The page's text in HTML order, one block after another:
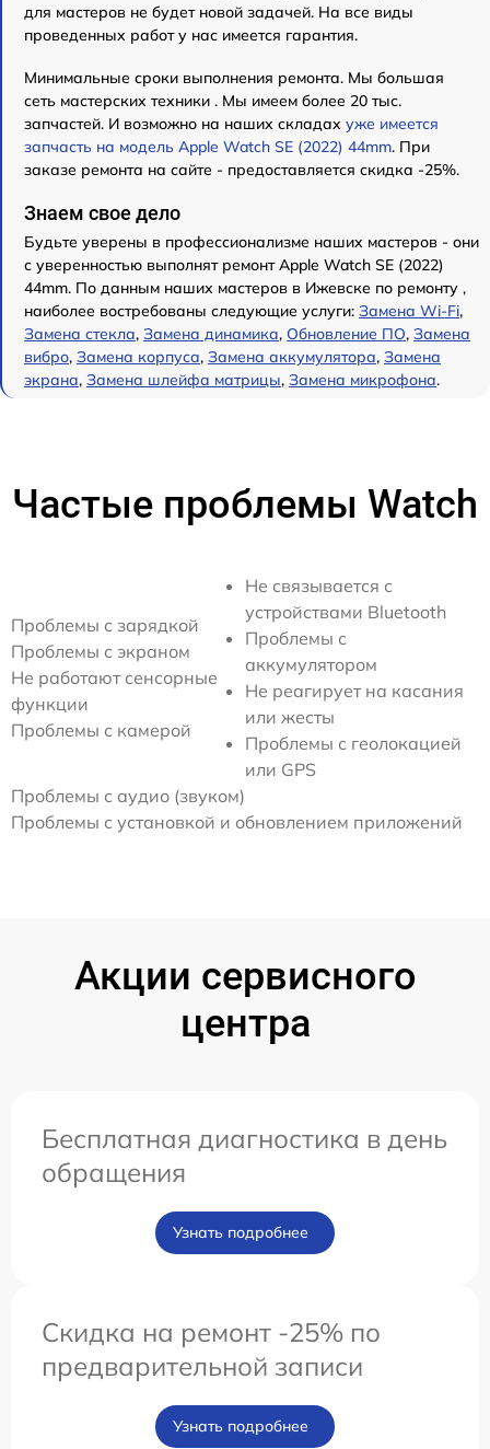
для мастеров не будет новой задачей. На все виды
проведенных работ у нас имеется гарантия.
Минимальные сроки выполнения ремонта. Мы большая
сеть мастерских техники . Мы имеем более 20 тыс.
запчастей. И возможно на наших складах уже имеется
запчасть на модель Apple Watch SE (2022) 44mm. При
заказе ремонта на сайте - предоставляется скидка -25%.
Знаем свое дело
Будьте уверены в профессионализме наших мастеров - они
с уверенностью выполнят ремонт Apple Watch SE (2022)
44mm. По данным наших мастеров в Ижевске по ремонту ,
наиболее востребованы следующие услуги: Замена Wi-Fi,
Замена стекла, Замена динамика, Обновление ПО, Замена
вибро, Замена корпуса, Замена аккумулятора, Замена
экрана, Замена шлейфа матрицы, Замена микрофона.
Частые проблемы Watch
Проблемы с зарядкой
Проблемы с экраном
Не работают сенсорные
функции
Проблемы с камерой
Не связывается с
устройствами Bluetooth
Проблемы с
аккумулятором
Не реагирует на касания
или жесты
Проблемы с геолокацией
или GPS
Проблемы с аудио (звуком)
Проблемы с установкой и обновлением приложений
Акции сервисного
центра
Бесплатная диагностика в день
обращения
Узнать подробнее
Скидка на ремонт -25% по
предварительной записи
Узнать подробнее